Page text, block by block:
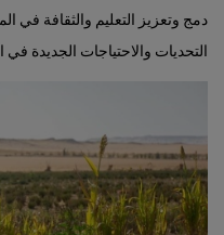
دمج وتعزيز التعليم والثقافة في
التحديات والاحتياجات الجديدة في